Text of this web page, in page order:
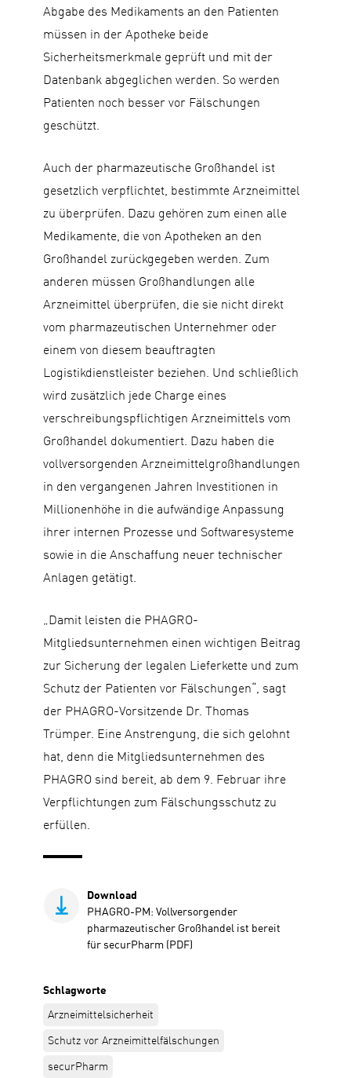
Abgabe des Medikaments an den Patienten
müssen in der Apotheke beide
Sicherheitsmerkmale geprüft und mit der
Datenbank abgeglichen werden. So werden
Patienten noch besser vor Fälschungen
geschützt.
Auch der pharmazeutische Großhandel ist
gesetzlich verpflichtet, bestimmte Arzneimittel
zu überprüfen. Dazu gehören zum einen alle
Medikamente, die von Apotheken an den
Großhandel zurückgegeben werden. Zum
anderen müssen Großhandlungen alle
Arzneimittel überprüfen, die sie nicht direkt
vom pharmazeutischen Unternehmer oder
einem von diesem beauftragten
Logistikdienstleister beziehen. Und schließlich
wird zusätzlich jede Charge eines
verschreibungspflichtigen Arzneimittels vom
Großhandel dokumentiert. Dazu haben die
vollversorgenden Arzneimittelgroßhandlungen
in den vergangenen Jahren Investitionen in
Millionenhöhe in die aufwändige Anpassung
ihrer internen Prozesse und Softwaresysteme
sowie in die Anschaffung neuer technischer
Anlagen getätigt.
„Damit leisten die PHAGRO-
Mitgliedsunternehmen einen wichtigen Beitrag
zur Sicherung der legalen Lieferkette und zum
Schutz der Patienten vor Fälschungen“, sagt
der PHAGRO-Vorsitzende Dr. Thomas
Trümper. Eine Anstrengung, die sich gelohnt
hat, denn die Mitgliedsunternehmen des
PHAGRO sind bereit, ab dem 9. Februar ihre
Verpflichtungen zum Fälschungsschutz zu
erfüllen.
Download
PHAGRO-PM: Vollversorgender
pharmazeutischer Großhandel ist bereit
für securPharm (PDF)
Schlagworte
Arzneimittelsicherheit
Schutz vor Arzneimittelfälschungen
securPharm